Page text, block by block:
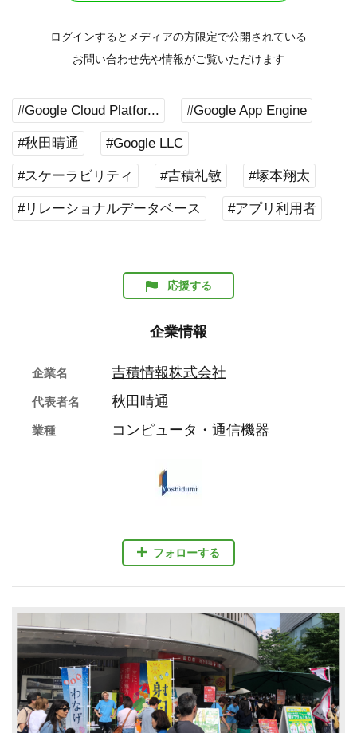
ログインするとメディアの方限定で公開されている
お問い合わせ先や情報がご覧いただけます
#Google Cloud Platfor... #Google App Engine
#秋田晴通 #Google LLC
#スケーラビリティ #吉積礼敏 #塚本翔太
#リレーショナルデータベース #アプリ利用者
応援する
企業情報
フォローする
企業名 吉積情報株式会社
代表者名 秋田晴通
業種 コンピュータ・通信機器